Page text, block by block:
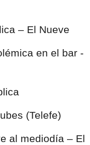
– El Nueve
en el bar -
(Telefe)
al mediodía – El